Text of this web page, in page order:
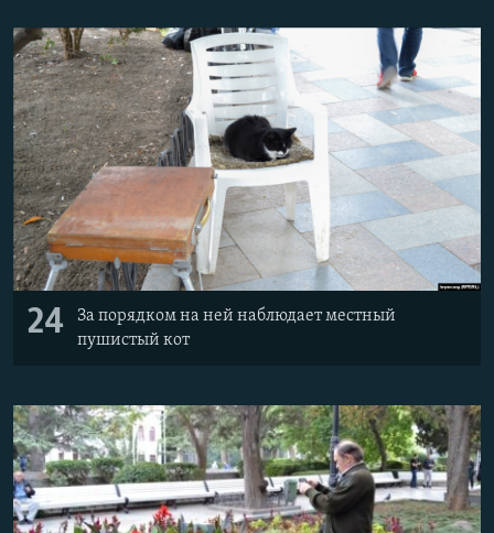
24
За порядком на ней наблюдает местный
пушистый кот